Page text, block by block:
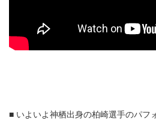
■ いよいよ神栖出身の柏崎選手のパフ